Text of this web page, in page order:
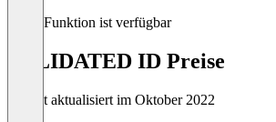
Diese Funktion ist verfügbar
VALIDATED ID Preise
Zuletzt aktualisiert im Oktober 2022